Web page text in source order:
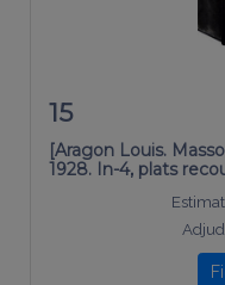
15
[Aragon Louis.
1928. In-4, plats